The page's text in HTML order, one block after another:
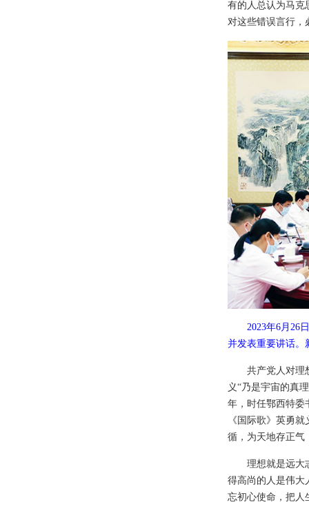
有的人总认为马克
对这些错误言行，
2023年6月26
并发表重要讲话。
共产党人对理
义“乃是宇宙的真
年，时任鄂西特委
《国际歌》英勇
循，为天地存正气
理想就是远大
得高尚的人是伟大
忘初心使命，把人